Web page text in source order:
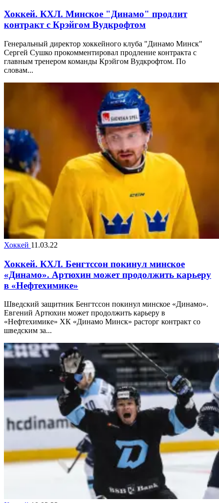
Хоккей. КХЛ. Минское "Динамо" продлит
контракт с Крэйгом Вудкрофтом
Генеральный директор хоккейного клуба "Динамо Минск"
Сергей Сушко прокомментировал продление контракта с
главным тренером команды Крэйгом Вудкрофтом. По
словам...
Хоккей 11.03.22
Хоккей. КХЛ. Бенгтссон покинул минское
«Динамо». Артюхин может продолжить карьеру
в «Нефтехимике»
Шведский защитник Бенгтссон покинул минское «Динамо».
Евгений Артюхин может продолжить карьеру в
«Нефтехимике» ХК «Динамо Минск» расторг контракт со
шведским за...